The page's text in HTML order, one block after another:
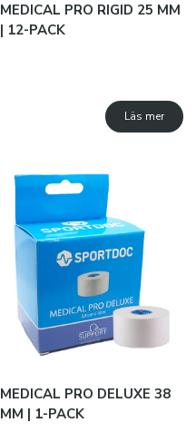
MEDICAL PRO RIGID 25 MM
| 12-PACK
Läs mer
MEDICAL PRO DELUXE 38
MM | 1-PACK